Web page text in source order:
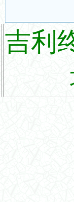
吉利